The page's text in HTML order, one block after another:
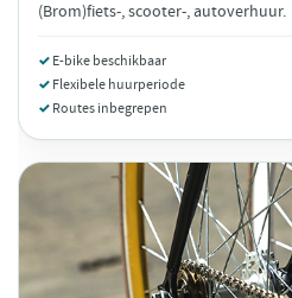
(Brom)fiets-, scooter-, autoverhuur.
E-bike beschikbaar
Flexibele huurperiode
Routes inbegrepen